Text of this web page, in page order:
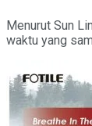
Menurut Sun
waktu yang